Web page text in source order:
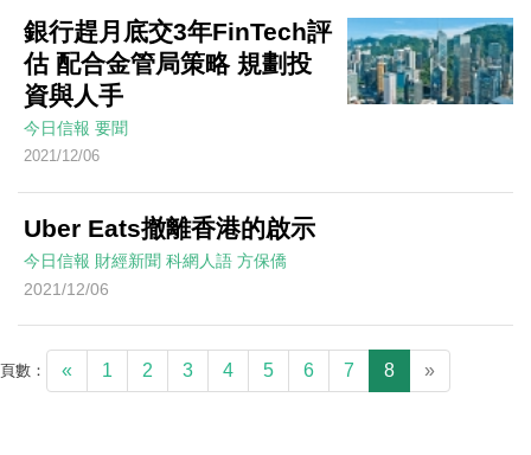
銀行趕月底交3年FinTech評
估 配合金管局策略 規劃投
資與人手
今日信報 要聞
2021/12/06
Uber Eats撤離香港的啟示
今日信報 財經新聞 科網人語 方保僑
2021/12/06
頁數： « 1 2 3 4 5 6 7 8 »